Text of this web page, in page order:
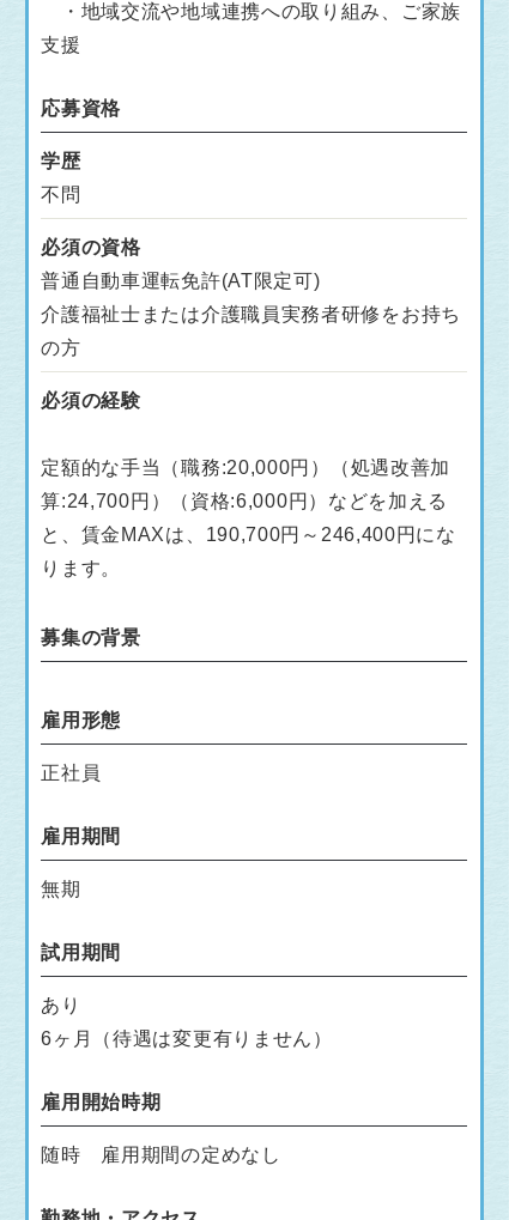
・地域交流や地域連携への取り組み、ご家族
支援
応募資格
学歴
不問
必須の資格
普通自動車運転免許(AT限定可)
介護福祉士または介護職員実務者研修をお持ち
の方
必須の経験
定額的な手当（職務:20,000円）（処遇改善加
算:24,700円）（資格:6,000円）などを加える
と、賃金MAXは、190,700円～246,400円にな
ります。
募集の背景
雇用形態
正社員
雇用期間
無期
試用期間
あり
6ヶ月（待遇は変更有りません）
雇用開始時期
随時 雇用期間の定めなし